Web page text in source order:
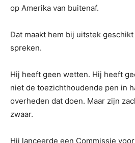
op Amerika van buitenaf.
Dat maakt hem bij uitstek
spreken.
Hij heeft geen wetten. Hij heeft
niet de toezichthoudende pen in
overheden dat doen. Maar zijn
zwaar.
Hij lanceerde een Commissie